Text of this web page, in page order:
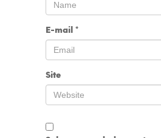
E-mail *
Site